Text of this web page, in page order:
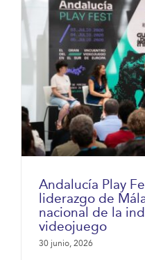
Andalucía Play
liderazgo de
nacional de la
videojuego
30 junio, 2026